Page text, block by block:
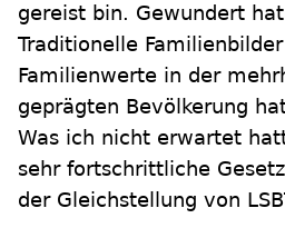
gereist bin. Gewundert
Traditionelle
Familienwerte in der
geprägten Bevölkerung
Was ich nicht erwartet
sehr fortschrittliche
der Gleichstellung von